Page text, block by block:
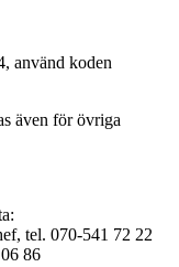
använd koden
även för övriga
tel. 070-541 72 22
86